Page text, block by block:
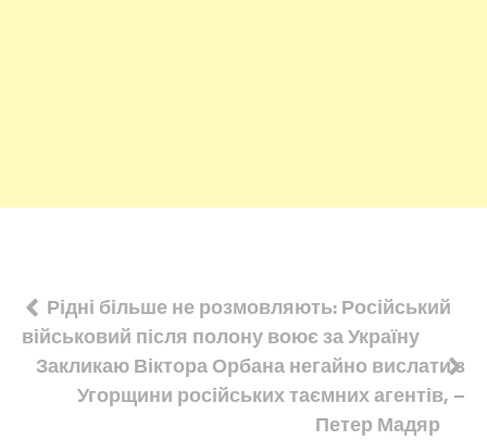
Навігація
записів
Рідні більше не розмовляють: Російський
військовий після полону воює за Україну
Закликаю Віктора Орбана негайно вислати з
Угорщини російських таємних агентів, –
Петер Мадяр